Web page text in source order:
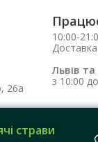
26а
10:00-
Львів
з 10:00
страви